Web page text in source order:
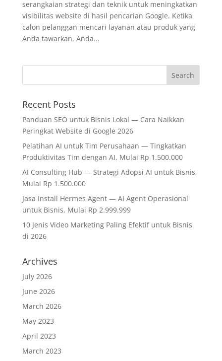
serangkaian strategi dan teknik untuk meningkatkan
visibilitas website di hasil pencarian Google. Ketika
calon pelanggan mencari layanan atau produk yang
Anda tawarkan, Anda...
Recent Posts
Panduan SEO untuk Bisnis Lokal — Cara Naikkan
Peringkat Website di Google 2026
Pelatihan AI untuk Tim Perusahaan — Tingkatkan
Produktivitas Tim dengan AI, Mulai Rp 1.500.000
AI Consulting Hub — Strategi Adopsi AI untuk Bisnis,
Mulai Rp 1.500.000
Jasa Install Hermes Agent — AI Agent Operasional
untuk Bisnis, Mulai Rp 2.999.999
10 Jenis Video Marketing Paling Efektif untuk Bisnis
di 2026
Archives
July 2026
June 2026
March 2026
May 2023
April 2023
March 2023